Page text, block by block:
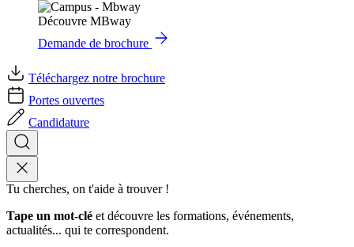
Découvre MBway
Demande de brochure
Téléchargez notre brochure
Portes ouvertes
Candidature
Tu cherches, on t'aide à trouver !
Tape un mot-clé et découvre les formations, événements,
actualités... qui te correspondent.